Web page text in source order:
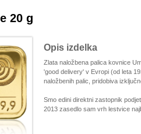
20 g
Opis izdelka
Zlata naložbena palica kovnice
'good delivery' v Evropi (od leta
naložbenih palic, pridobiva
Smo edini direktni zastopnik
2013 zasedlo sam vrh lestvice